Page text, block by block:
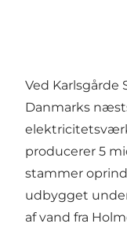
Ved Karlsgårde
Danmarks
producerer 5
stammer
udbygget
af vand fra